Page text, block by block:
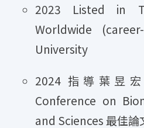
2023 Listed in
Worldwide
University
2024 指導葉昱宏
Conference on
and Sciences 最佳論